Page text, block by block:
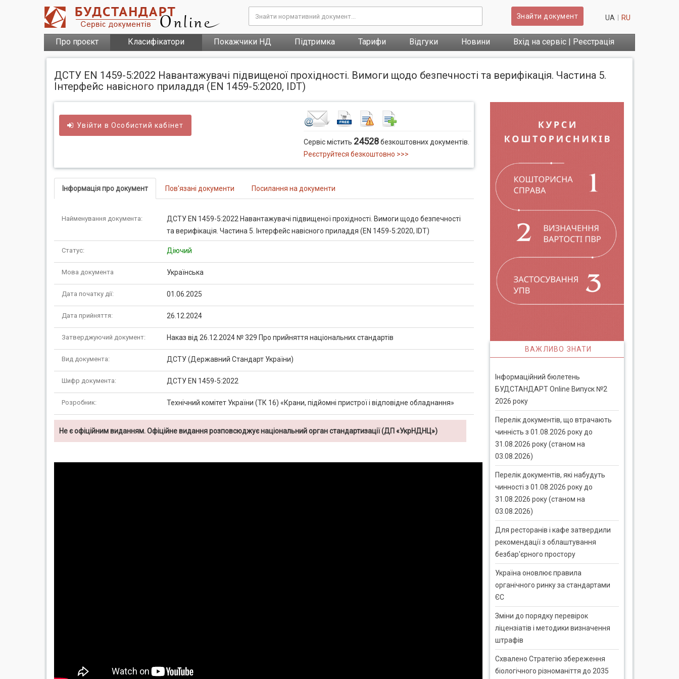
Знайти документ UA RU
Про проєкт Класифікатори Покажчики НД Підтримка Тарифи Відгуки Новини Вхід на сервіс | Реєстрація
ДСТУ EN 1459-5:2022 Навантажувачі підвищеної прохідності. Вимоги щодо безпечності та верифікація. Частина 5.
Інтерфейс навісного приладдя (EN 1459-5:2020, IDT)
Увійти вОсобистий кабінет
Сервіс містить 24528безкоштовних документів.
Реєструйтеся безкоштовно >>>
Інформація про документ Пов'язані документи Посилання на документи
Найменування документа:
ДСТУ EN 1459-5:2022 Навантажувачі підвищеної прохідності. Вимоги щодо безпечності
та верифікація. Частина 5. Інтерфейс навісного приладдя (EN 1459-5:2020, IDT)
Статус: Діючий
Мова документа Українська
Дата початку дії: 01.06.2025
Дата прийняття: 26.12.2024
Затверджуючий документ: Наказ від 26.12.2024 № 329 Про прийняття національних стандартів
Вид документа: ДСТУ (Державний Стандарт України)
Шифр документа: ДСТУ EN 1459-5:2022
Розробник: Технічний комітет України (ТК 16) «Крани, підйомні пристрої і відповідне обладнання»
Не є офіційним виданням. Офіційне видання розповсюджує національний орган стандартизації (ДП «УкрНДНЦ»)
ВАЖЛИВО ЗНАТИ
Інформаційний бюлетень
БУДСТАНДАРТ Online Випуск №2
2026 року
Перелік документів, що втрачають
чинність з 01.08.2026 року до
31.08.2026 року (станом на
03.08.2026)
Перелік документів, які набудуть
чинності з 01.08.2026 року до
31.08.2026 року (станом на
03.08.2026)
Для ресторанів і кафе затвердили
рекомендації з облаштування
безбар'єрного простору
Україна оновлює правила
органічного ринку за стандартами
ЄС
Зміни до порядку перевірок
ліцензіатів і методики визначення
штрафів
Схвалено Стратегію збереження
біологічного різноманіття до 2035